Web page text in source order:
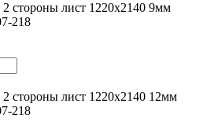
стороны лист 1220х2140 9мм
218
стороны лист 1220х2140 12мм
218